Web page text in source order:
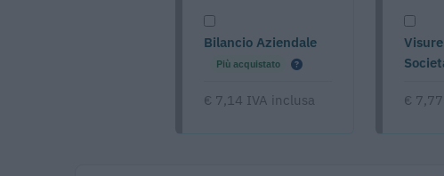
Bilancio Aziendale
Più acquistato
€ 7,14 IVA inclusa €